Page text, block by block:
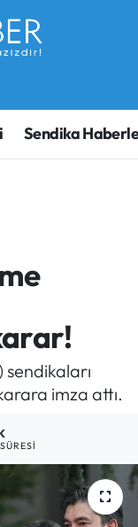
Sendika
sendikaları
imza attı.